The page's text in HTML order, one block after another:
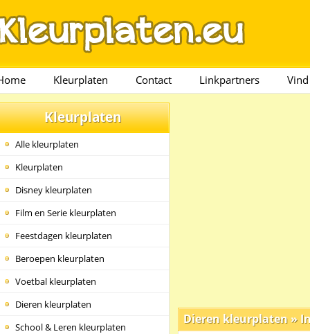
Kleurplaten Contact Linkpartners
Kleurplaten
Alle kleurplaten
Kleurplaten
Disney kleurplaten
Film en Serie kleurplaten
Feestdagen kleurplaten
Beroepen kleurplaten
Voetbal kleurplaten
Dieren kleurplaten
School & Leren kleurplaten
Dieren kleurplaten »